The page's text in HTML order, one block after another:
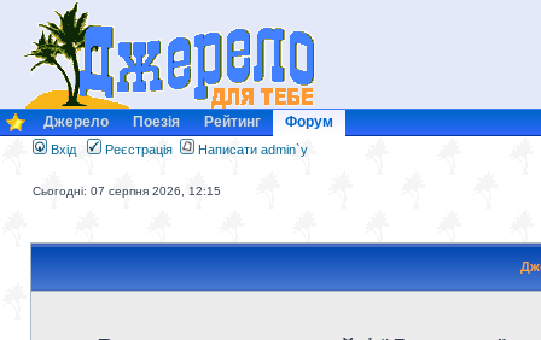
Джерело Поезія Рейтинг Форум
Вхід Реєстрація Написати admin`у
Сьогодні: 07 серпня 2026, 12:15